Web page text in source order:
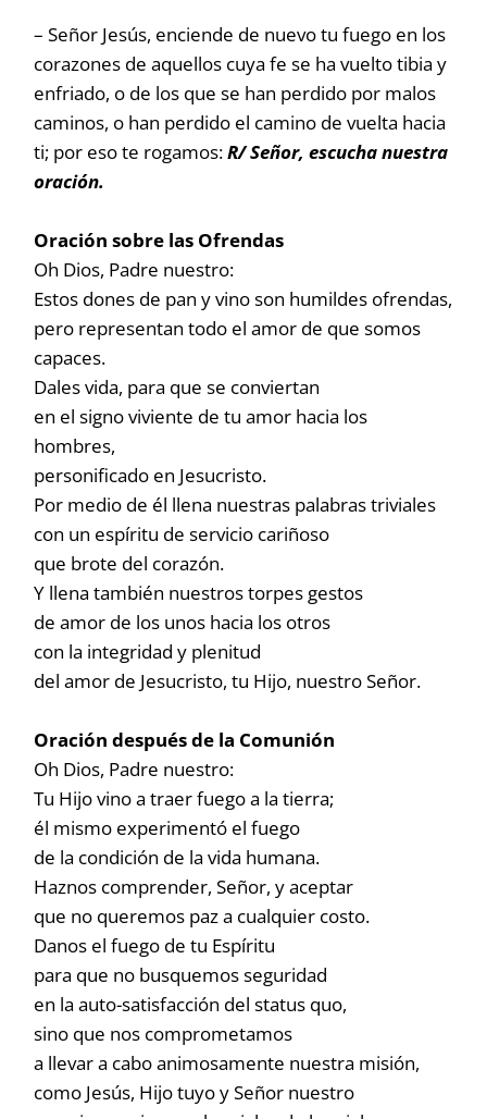
– Señor Jesús, enciende de nuevo tu fuego en los
corazones de aquellos cuya fe se ha vuelto tibia y
enfriado, o de los que se han perdido por malos
caminos, o han perdido el camino de vuelta hacia
ti; por eso te rogamos:R/ Señor, escucha nuestra
oración.
Oración sobre las Ofrendas
Oh Dios, Padre nuestro:
Estos dones de pan y vino son humildes ofrendas,
pero representan todo el amor de que somos
capaces.
Dales vida, para que se conviertan
en el signo viviente de tu amor hacia los
hombres,
personificado en Jesucristo.
Por medio de él llena nuestras palabras triviales
con un espíritu de servicio cariñoso
que brote del corazón.
Y llena también nuestros torpes gestos
de amor de los unos hacia los otros
con la integridad y plenitud
del amor de Jesucristo, tu Hijo, nuestro Señor.
Oración después de la Comunión
Oh Dios, Padre nuestro:
Tu Hijo vino a traer fuego a la tierra;
él mismo experimentó el fuego
de la condición de la vida humana.
Haznos comprender, Señor, y aceptar
que no queremos paz a cualquier costo.
Danos el fuego de tu Espíritu
para que no busquemos seguridad
en la auto-satisfacción del status quo,
sino que nos comprometamos
a llevar a cabo animosamente nuestra misión,
como Jesús, Hijo tuyo y Señor nuestro